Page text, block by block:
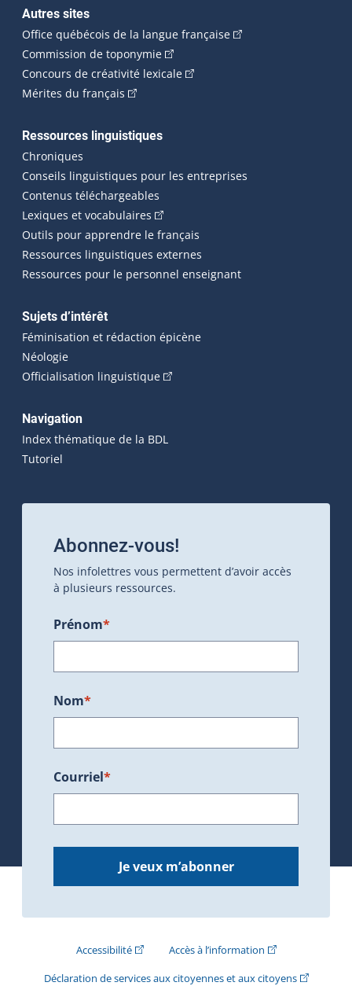
Autres sites
Office québécois de la langue française(Cet hyperlien
Commission de toponymie(Cet hyperlien externe s'ouvrira
Concours de créativité lexicale(Cet hyperlien externe
Mérites du français (Cet hyperlien externe s'ouvrira dans une
Ressources linguistiques
Chroniques
Conseils linguistiques pour les entreprises
Contenus téléchargeables
Lexiques et vocabulaires (Cet hyperlien externe s'ouvrira
Outils pour apprendre le français
Ressources linguistiques externes
Ressources pour le personnel enseignant
Sujets d’intérêt
Féminisation et rédaction épicène
Néologie
Officialisation linguistique(Cet hyperlien externe s'ouvrira
Navigation
Index thématique de la BDL
Tutoriel
Abonnez-vous!
Nos infolettres vous permettent d’avoir accès
à plusieurs ressources.
Prénom*
Nom*
Courriel*
Je veux m’abonner
Accessibilité(Cet hyperlien externe s'ouvrira dans une
Accès à l’information(Cet hyperlien
Déclaration de services aux citoyennes et aux citoyens(Cet